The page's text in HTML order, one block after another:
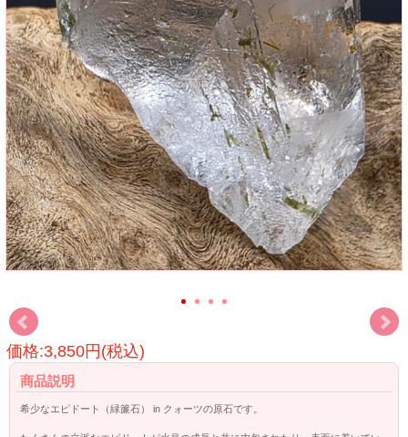
価格:3,850円(税込)
商品説明
希少なエピドート（緑簾石） in クォーツの原石です。